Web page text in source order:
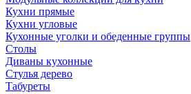
Кухни прямые
Кухни угловые
Кухонные уголки и обеденные группы
Столы
Диваны кухонные
Стулья дерево
Табуреты